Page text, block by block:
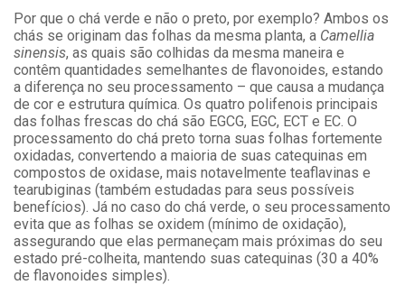
Por que o chá verde e não o preto, por exemplo? Ambos os
chás se originam das folhas da mesma planta, a Camellia
sinensis, as quais são colhidas da mesma maneira e
contêm quantidades semelhantes de flavonoides, estando
a diferença no seu processamento – que causa a mudança
de cor e estrutura química. Os quatro polifenois principais
das folhas frescas do chá são EGCG, EGC, ECT e EC. O
processamento do chá preto torna suas folhas fortemente
oxidadas, convertendo a maioria de suas catequinas em
compostos de oxidase, mais notavelmente teaflavinas e
tearubiginas (também estudadas para seus possíveis
benefícios). Já no caso do chá verde, o seu processamento
evita que as folhas se oxidem (mínimo de oxidação),
assegurando que elas permaneçam mais próximas do seu
estado pré-colheita, mantendo suas catequinas (30 a 40%
de flavonoides simples).